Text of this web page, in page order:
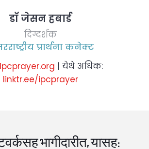
डॉ जेसन हबार्ड
दिग्दर्शक
प्रार्थना कनेक्ट
| येथे अधिक:
linktr.ee/ipcprayer
भागीदारीत, यासह: